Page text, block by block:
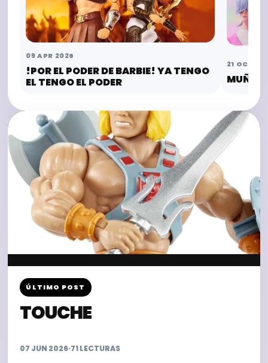
ÚLTIMO POST
TOUCHE
07 JUN 2026·71 LECTURAS
09 APR 2026
!POR EL PODER DE BARBIE! YA TENGO
EL TENGO EL PODER
21 OCT